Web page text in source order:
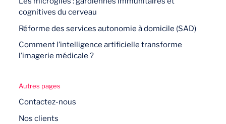
cognitives du cerveau
Réforme des services autonomie à domicile (SAD)
Comment l’intelligence artificielle transforme
l’imagerie médicale ?
Autres pages
Contactez-nous
Nos clients